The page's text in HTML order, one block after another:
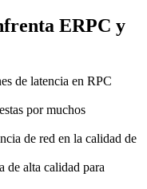
ERPC y
de latencia en RPC
por muchos
de red en la calidad de
de alta calidad para